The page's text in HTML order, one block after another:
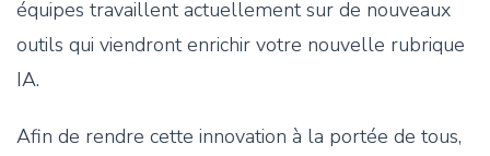
équipes travaillent actuellement sur de nouveaux
outils qui viendront enrichir votre nouvelle rubrique
IA.
Afin de rendre cette innovation à la portée de tous,